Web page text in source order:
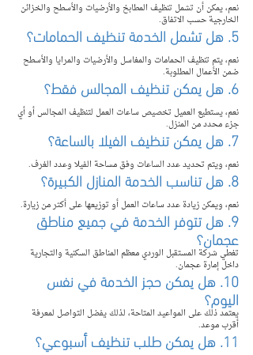
نعم، يمكن أن تشمل تنظيف المطابخ والأرضيات والأسطح والخزائن
الخارجية حسب الاتفاق.
5. هل تشمل الخدمة تنظيف الحمامات؟
نعم، يتم تنظيف الحمامات والمغاسل والأرضيات والمرايا والأسطح
ضمن الأعمال المطلوبة.
6. هل يمكن تنظيف المجالس فقط؟
نعم، يستطيع العميل تخصيص ساعات العمل لتنظيف المجالس أو أي
جزء محدد من المنزل.
7. هل يمكن تنظيف الفيلا بالساعة؟
نعم، ويتم تحديد عدد الساعات وفق مساحة الفيلا وعدد الغرف.
8. هل تناسب الخدمة المنازل الكبيرة؟
نعم، ويمكن زيادة عدد ساعات العمل أو توزيعها على أكثر من زيارة.
9. هل تتوفر الخدمة في جميع مناطق
عجمان؟
تغطي شركة المستقبل الوردي معظم المناطق السكنية والتجارية
داخل إمارة عجمان.
10. هل يمكن حجز الخدمة في نفس
اليوم؟
يعتمد ذلك على المواعيد المتاحة، لذلك يفضل التواصل لمعرفة
أقرب موعد.
11. هل يمكن طلب تنظيف أسبوعي؟